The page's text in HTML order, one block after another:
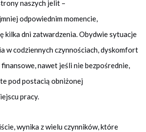
naszych jelit –
odpowiednim momencie,
kilka dni zatwardzenia. Obydwie sytuacje
w codziennych czynnościach, dyskomfort
nawet jeśli nie bezpośrednie,
pod postacią obniżonej
pracy.
wynika z wielu czynników, które